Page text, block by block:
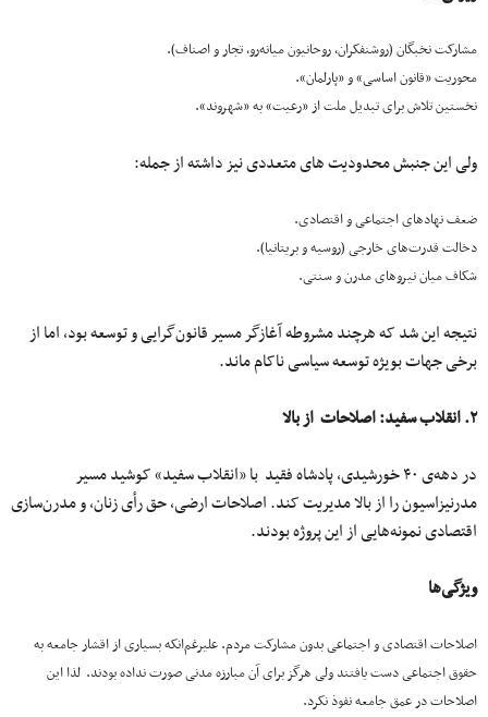
مشارکت نخبگان (روشنفکران، روحانیون میانه‌رو، تجار و اصناف).
محوریت «قانون اساسی» و «پارلمان».
نخستین تلاش برای تبدیل ملت از «رعیت» به «شهروند».
ولی این جنبش محدودیت‌ های متعددی نیز داشته از جمله:
ضعف نهادهای اجتماعی و اقتصادی.
دخالت قدرت‌های خارجی (روسیه و بریتانیا).
شکاف میان نیروهای مدرن و سنتی.
نتیجه این شد که هرچند مشروطه آغازگر مسیر قانون‌گرایی و توسعه بود، اما از
برخی جهات بویژه توسعه سیاسی ناکام ماند.
۲. انقلاب سفید: اصلاحات از بالا
در دهه‌ی ۴۰ خورشیدی، پادشاه فقید با «انقلاب سفید» کوشید مسیر
مدرنیزاسیون را از بالا مدیریت کند. اصلاحات ارضی، حق رأی زنان، و مدرن‌سازی
اقتصادی نمونه‌هایی از این پروژه بودند.
ویژگی‌ها
اصلاحات اقتصادی و اجتماعی بدون مشارکت مردم. علیرغم‌انکه بسیاری از اقشار جامعه به
حقوق اجتماعی دست یافتند ولی هرگز برای آن مبارزه مدنی صورت نداده بودند. لذا این
اصلاحات در عمق جامعه نفوذ نکرد.